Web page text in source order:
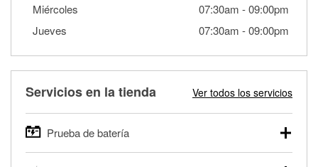
Miércoles
07:30am -09:00pm
Jueves
07:30am -09:00pm
Servicios en la tienda Ver todos los servicios
Prueba de batería